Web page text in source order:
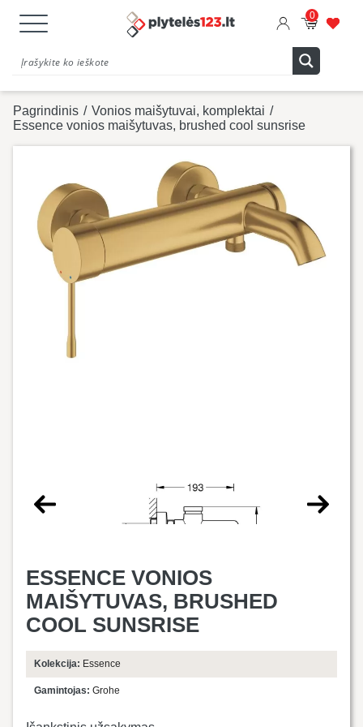
0
Pagrindinis / Vonios maišytuvai, komplektai /
Essence vonios maišytuvas, brushed cool sunsrise
ESSENCE VONIOS
MAIŠYTUVAS, BRUSHED
COOL SUNSRISE
Kolekcija: Essence
Gamintojas: Grohe